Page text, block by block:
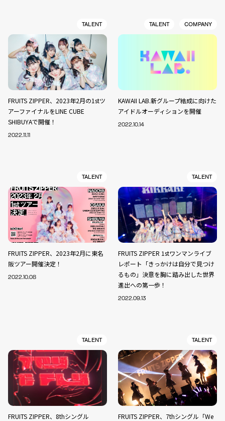
TALENT
FRUITS ZIPPER、2023年2月の1stツ
アーファイナルをLINE CUBE
SHIBUYAで開催！
2022.11.11
TALENT COMPANY
KAWAII LAB.新グループ結成に向けた
アイドルオーディションを開催
2022.10.14
TALENT
FRUITS ZIPPER、2023年2月に東名
阪ツアー開催決定！
2022.10.08
TALENT
FRUITS ZIPPER 1stワンマンライブ
レポート「きっかけは自分で見つけ
るもの」決意を胸に踏み出した世界
進出への第一歩！
2022.09.13
TALENT
FRUITS ZIPPER、8thシングル
TALENT
FRUITS ZIPPER、7thシングル「We